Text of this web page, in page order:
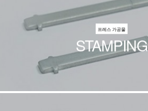
프레스 가공물
STAMPING